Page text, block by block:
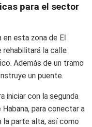
para el sector
en esta zona de El
rehabilitará la calle
Además de un tramo
un puente.
iniciar con la segunda
para conectar a
la parte alta, así como